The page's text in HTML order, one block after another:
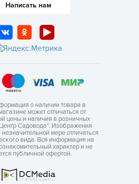
Написать нам
о наличии товара в
может отличаться от
цены и наличия в розничных
Садовода”. Изображения
незначительной мере отличаться
вида. Вся информация на
характер и не
публичной офертой.